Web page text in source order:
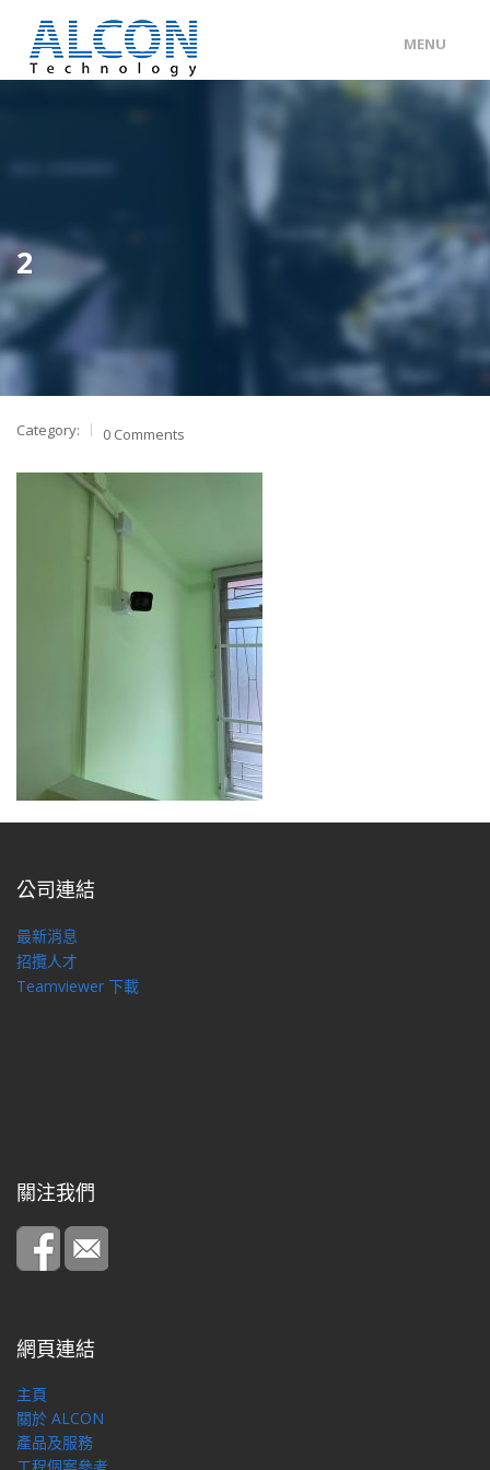
MENU
ENG / 中文
產品及服務
工程個案
聯絡我們
2
Category: 0 Comments
公司連結
最新消息
招攬人才
Teamviewer 下載
關注我們
網頁連結
主頁
關於 ALCON
產品及服務